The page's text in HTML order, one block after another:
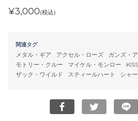
¥3,000(税込)
関連タグ
メタル・ギア アクセル・ローズ
ガンズ・
モトリー・クルー
マイケル・モンロー KISS
ザック・ワイルド
スティールハート シャ